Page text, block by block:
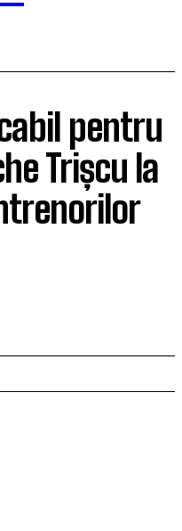
pentru
Trișcu la